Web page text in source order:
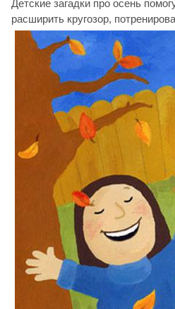
Детские загадки про осень
расширить кругозор,